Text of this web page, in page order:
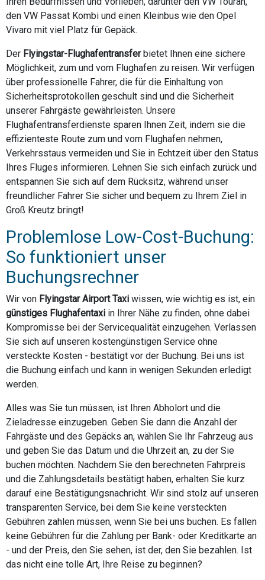
den VW Passat Kombi und einen Kleinbus wie den Opel
Vivaro mit viel Platz für Gepäck.
Der Flyingstar-Flughafentransferbietet Ihnen eine sichere
Möglichkeit, zum und vom Flughafen zu reisen. Wir verfügen
über professionelle Fahrer, die für die Einhaltung von
Sicherheitsprotokollen geschult sind und die Sicherheit
unserer Fahrgäste gewährleisten. Unsere
Flughafentransferdienste sparen Ihnen Zeit, indem sie die
effizienteste Route zum und vom Flughafen nehmen,
Verkehrsstaus vermeiden und Sie in Echtzeit über den Status
Ihres Fluges informieren. Lehnen Sie sich einfach zurück und
entspannen Sie sich auf dem Rücksitz, während unser
freundlicher Fahrer Sie sicher und bequem zu Ihrem Ziel in
Groß Kreutz bringt!
Problemlose Low-Cost-Buchung:
So funktioniert unser
Buchungsrechner
Wir von Flyingstar Airport Taxi wissen, wie wichtig es ist, ein
günstiges Flughafentaxi in Ihrer Nähe zu finden, ohne dabei
Kompromisse bei der Servicequalität einzugehen. Verlassen
Sie sich auf unseren kostengünstigen Service ohne
versteckte Kosten - bestätigt vor der Buchung. Bei uns ist
die Buchung einfach und kann in wenigen Sekunden erledigt
werden.
Alles was Sie tun müssen, ist Ihren Abholort und die
Zieladresse einzugeben. Geben Sie dann die Anzahl der
Fahrgäste und des Gepäcks an, wählen Sie Ihr Fahrzeug aus
und geben Sie das Datum und die Uhrzeit an, zu der Sie
buchen möchten. Nachdem Sie den berechneten Fahrpreis
und die Zahlungsdetails bestätigt haben, erhalten Sie kurz
darauf eine Bestätigungsnachricht. Wir sind stolz auf unseren
transparenten Service, bei dem Sie keine versteckten
Gebühren zahlen müssen, wenn Sie bei uns buchen. Es fallen
keine Gebühren für die Zahlung per Bank- oder Kreditkarte an
- und der Preis, den Sie sehen, ist der, den Sie bezahlen. Ist
das nicht eine tolle Art, Ihre Reise zu beginnen?